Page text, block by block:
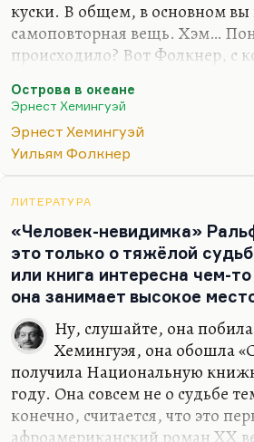
куски. В общем, в основном
самоповторная вещь. Хэм…
происходило? Вот Фолкнер, с
и «Нобеля» своего получили
(Фолкнер, кстати, раньше, по-
Фолкнера весь его творческий
преодоление новых и новых
пробил дальше. Он меняется
Фолкнер «Притчи», Фолкнер
Фолкнер «Света в августе» —
писателя. А Хэм более или
Острова в океане
Эрнест Хемингуэй
Эрнест Хемингуэй
Уильям Фолкнер
ЛИТЕРАТУРА
«Человек-невидимка»
это только о тяжёлой
или книга интересна чем-
она занимает высокое
Ну, слушайте, она побила
Хемингуэя, она обошла
получила Национальную
году. Она совсем не о судьбе
конечно, считается, что это
афроамериканский роман XX